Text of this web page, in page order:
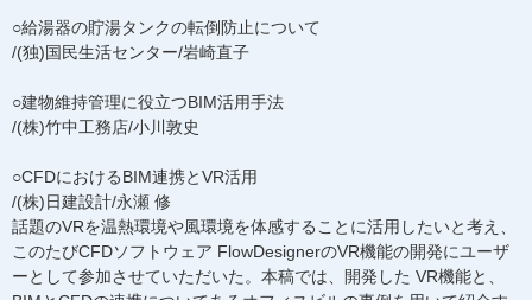
○給湯器の貯湯タンクの転倒防止について
/(独)国民生活センター/岩崎直子
○建物維持管理に役立つBIM活用手法
/(株)竹中工務店/小川敦史
○CFDにおけるBIM連携とVR活用
/(株)日建設計/永瀬 修
話題のVRを温熱環境や風環境を体感することに活用したいと考え、
このたびCFDソフトウェア FlowDesignerのVR機能の開発にユーザ
ーとして参加させていただいた。本稿では、開発した VR機能と、